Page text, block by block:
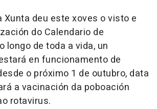
Xunta deu este xoves o visto e
do Calendario de
longo de toda a vida, un
en funcionamento de
o próximo 1 de outubro, data
a vacinación da poboación
rotavirus.